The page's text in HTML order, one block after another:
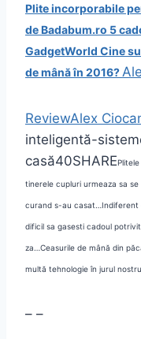
Plite incorporabile
de Badabum.ro 5
GadgetWorld Cine
de mână în 2016?
ReviewAlex
inteligentă-
casă40SHARE
tinerele cupluri urmeaza sa
curand s-au casat… Indiferent
dificil sa gasesti cadoul
za… Ceasurile de mână din
multă tehnologie în jurul
– –